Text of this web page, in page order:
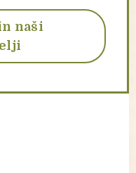
naši